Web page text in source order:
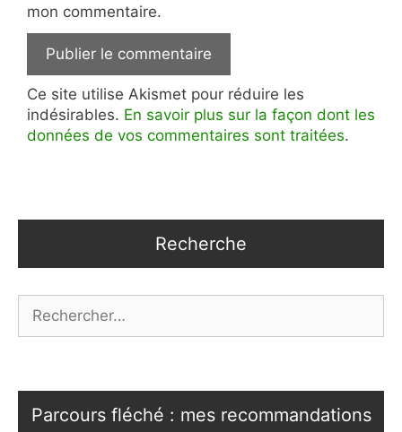
mon commentaire.
Ce site utilise Akismet pour réduire les
indésirables. En savoir plus sur la façon dont les
données de vos commentaires sont traitées.
Recherche
Parcours fléché : mes recommandations